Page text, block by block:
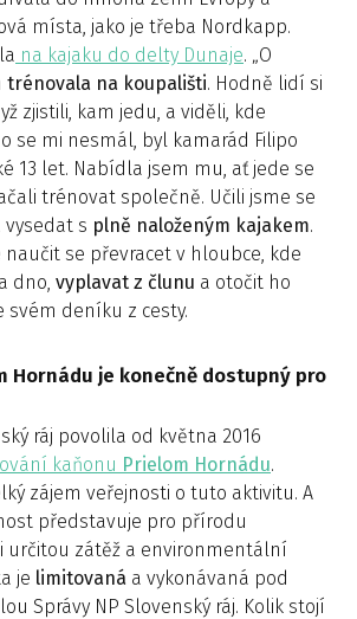
místa, jako je třeba Nordkapp.
na kajaku do delty Dunaje. „O
trénovala na koupališti. Hodně lidí si
zjistili, kam jedu, a viděli, kde
se mi nesmál, byl kamarád Filipo
13 let. Nabídla jsem mu, ať jede se
trénovat společně. Učili jsme se
s plně naloženým kajakem.
naučit se převracet v hloubce, kde
dno, vyplavat z člunu a otočit ho
svém deníku z cesty.
Hornádu je konečně dostupný pro
ráj povolila od května 2016
kaňonu Prielom Hornádu.
zájem veřejnosti o tuto aktivitu. A
představuje pro přírodu
určitou zátěž a environmentální
je limitovaná a vykonávaná pod
Správy NP Slovenský ráj. Kolik stojí